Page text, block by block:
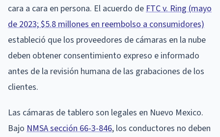
cara a cara en persona. El acuerdo deFTC v. Ring (mayo
de 2023; $5.8 millones en reembolso a consumidores)
estableció que los proveedores de cámaras en la nube
deben obtener consentimiento expreso e informado
antes de la revisión humana de las grabaciones de los
clientes.
Las cámaras de tablero son legales en Nuevo Mexico.
Bajo NMSA sección 66-3-846, los conductores no deben